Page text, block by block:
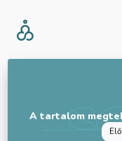
A tartalom